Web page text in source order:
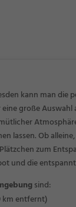
kann man die
große
lassen. Ob
zum
und die
sind:
km entfernt)